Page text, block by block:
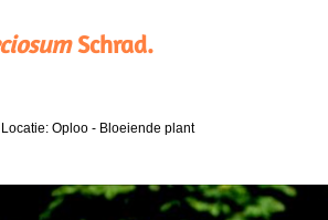
Schrad.
Locatie: Oploo - Bloeiende plant